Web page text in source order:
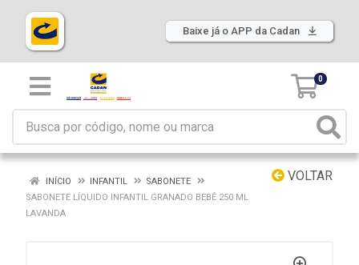
Baixe já o APP da Cadan
0
VOLTAR
INÍCIO INFANTIL
SABONETE
SABONETE LÍQUIDO INFANTIL GRANADO BEBÊ 250 ML
LAVANDA